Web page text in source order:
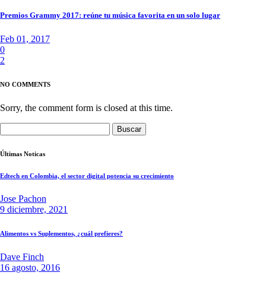
Premios Grammy 2017: reúne tu música favorita en un solo lugar
Feb 01, 2017
0
2
NO COMMENTS
Sorry, the comment form is closed at this time.
Últimas Noticas
Edtech en Colombia, el sector digital potencia su crecimiento
Jose Pachon
9 diciembre, 2021
Alimentos vs Suplementos, ¿cuál prefieres?
Dave Finch
16 agosto, 2016